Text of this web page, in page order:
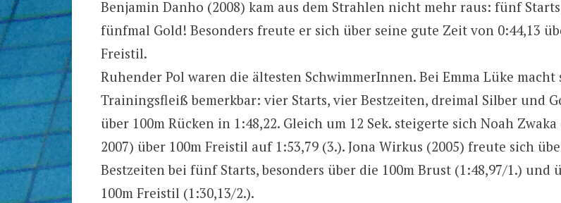
Benjamin Danho (2008) kam aus dem Strahlen nicht mehr raus: fünf
fünfmal Gold! Besonders freute er sich über seine gute Zeit von 0:44,13
Freistil.
Ruhender Pol waren die ältesten SchwimmerInnen. Bei Emma Lüke macht
Trainingsfleiß bemerkbar: vier Starts, vier Bestzeiten, dreimal Silber und
über 100m Rücken in 1:48,22. Gleich um 12 Sek. steigerte sich Noah Zwaka
2007) über 100m Freistil auf 1:53,79 (3.). Jona Wirkus (2005) freute sich
Bestzeiten bei fünf Starts, besonders über die 100m Brust (1:48,97/1.) und
100m Freistil (1:30,13/2.).